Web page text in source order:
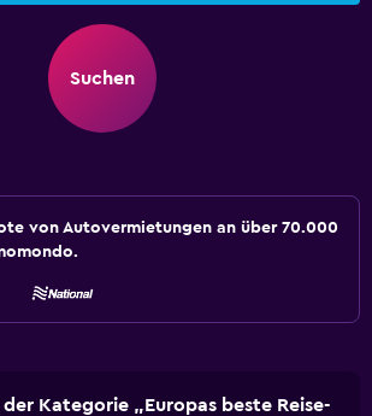
Suchen
von Autovermietungen an über 70.000
der Kategorie „Europas beste Reise-